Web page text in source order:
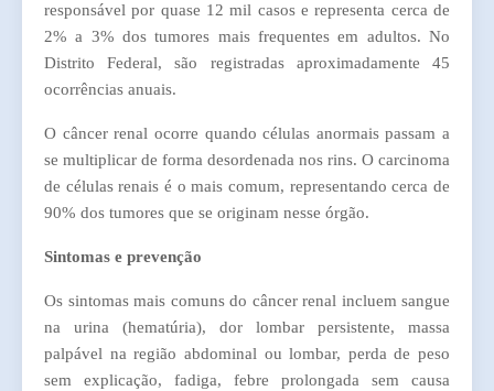
responsável por quase 12 mil casos e representa cerca de
2% a 3% dos tumores mais frequentes em adultos. No
Distrito Federal, são registradas aproximadamente 45
ocorrências anuais.
O câncer renal ocorre quando células anormais passam a
se multiplicar de forma desordenada nos rins. O carcinoma
de células renais é o mais comum, representando cerca de
90% dos tumores que se originam nesse órgão.
Sintomas e prevenção
Os sintomas mais comuns do câncer renal incluem sangue
na urina (hematúria), dor lombar persistente, massa
palpável na região abdominal ou lombar, perda de peso
sem explicação, fadiga, febre prolongada sem causa